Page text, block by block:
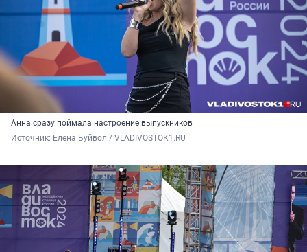
Анна сразу поймала настроение выпускников
Источник: Елена Буйвол / VLADIVOSTOK1.RU